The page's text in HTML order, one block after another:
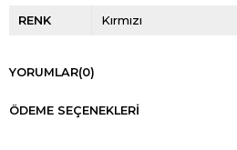
RENK Kırmızı
YORUMLAR(0)
ÖDEME SEÇENEKLERI